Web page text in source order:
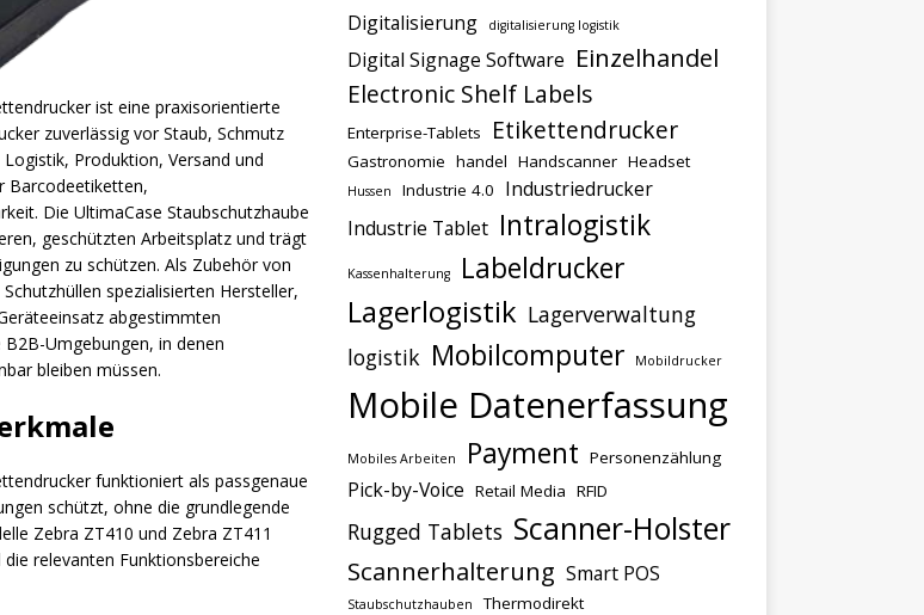
ist eine praxisorientierte
zuverlässig vor Staub, Schmutz
Produktion, Versand und
Barcodeetiketten,
Die UltimaCase Staubschutzhaube
geschützten Arbeitsplatz und trägt
zu schützen. Als Zubehör von
spezialisierten Hersteller,
abgestimmten
Umgebungen, in denen
bleiben müssen.
funktioniert als passgenaue
schützt, ohne die grundlegende
Zebra ZT410 und Zebra ZT411
relevanten Funktionsbereiche
Digitalisierung digitalisierung logistik
Digital Signage Software Einzelhandel
Electronic Shelf Labels
Enterprise-Tablets Etikettendrucker
Gastronomie handel Handscanner Headset
Hussen Industrie 4.0
Industriedrucker
Industrie Tablet Intralogistik
Kassenhalterung Labeldrucker
Lagerlogistik Lagerverwaltung
logistik Mobilcomputer Mobildrucker
Mobile Datenerfassung
Mobiles Arbeiten Payment Personenzählung
Pick-by-Voice Retail Media RFID
Rugged Tablets Scanner-Holster
Scannerhalterung Smart POS
Staubschutzhauben Thermodirekt